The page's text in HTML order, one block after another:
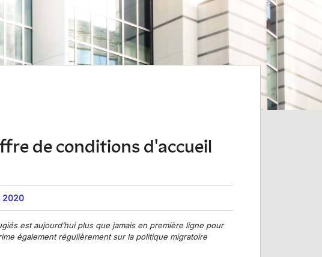
de conditions d'accueil
2020
est aujourd’hui plus que jamais en première ligne pour
également régulièrement sur la politique migratoire